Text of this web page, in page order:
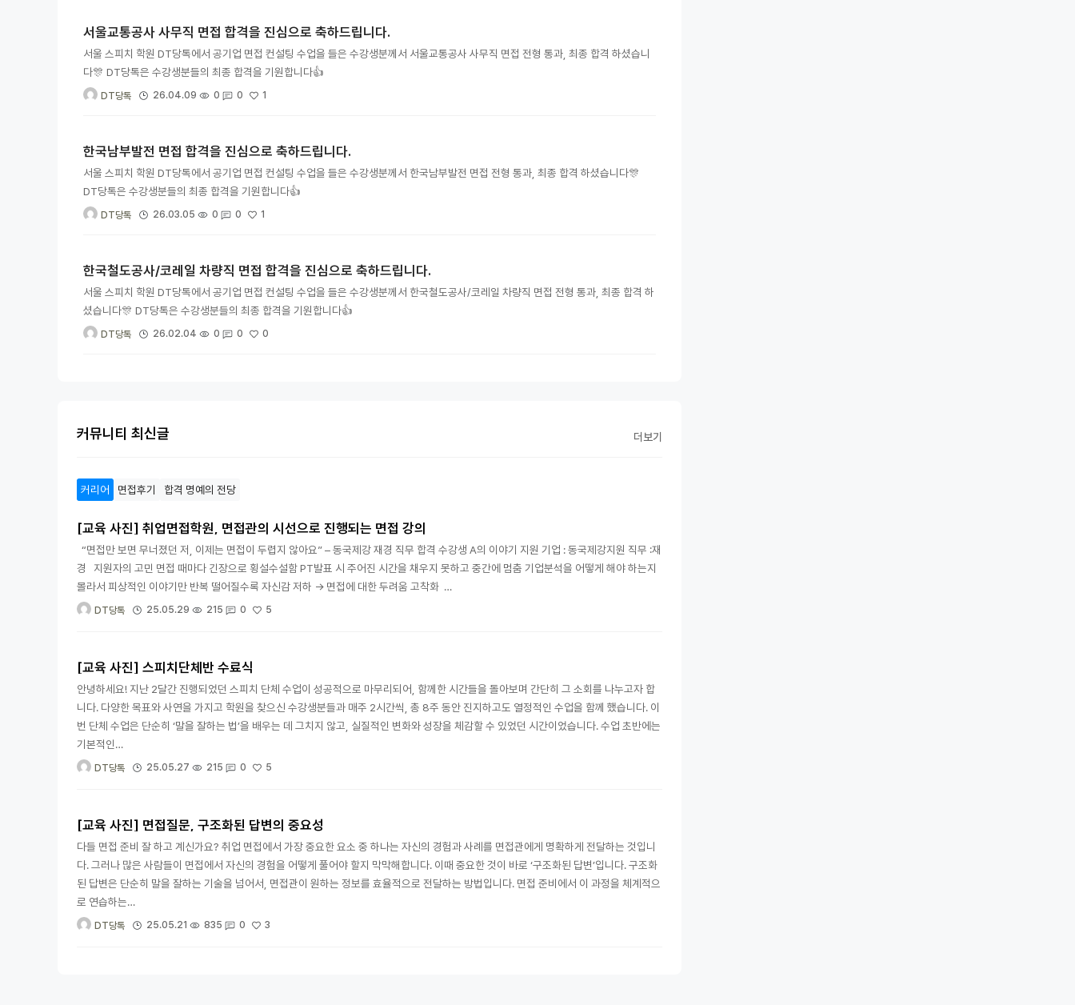
서울교통공사 사무직 면접 합격을 진심으로 축하드립니다.
서울 스피치 학원 DT당톡에서 공기업 면접 컨설팅 수업을 들은 수강생분께서 서울교통공사 사무직 면접 전형 통과, 최종 합격 하셨습니
다🎊 DT당톡은 수강생분들의 최종 합격을 기원합니다👍
DT당톡 26.04.09 0 0 1
한국남부발전 면접 합격을 진심으로 축하드립니다.
서울 스피치 학원 DT당톡에서 공기업 면접 컨설팅 수업을 들은 수강생분께서 한국남부발전 면접 전형 통과, 최종 합격 하셨습니다🎊
DT당톡은 수강생분들의 최종 합격을 기원합니다👍
DT당톡 26.03.05 0 0 1
한국철도공사/코레일 차량직 면접 합격을 진심으로 축하드립니다.
서울 스피치 학원 DT당톡에서 공기업 면접 컨설팅 수업을 들은 수강생분께서 한국철도공사/코레일 차량직 면접 전형 통과, 최종 합격 하
셨습니다🎊 DT당톡은 수강생분들의 최종 합격을 기원합니다👍
DT당톡 26.02.04 0 0 0
커뮤니티 최신글 더보기
커리어 면접후기 합격 명예의 전당
[교육 사진] 취업면접학원, 면접관의 시선으로 진행되는 면접 강의
“면접만 보면 무너졌던 저, 이제는 면접이 두렵지 않아요” – 동국제강 재경 직무 합격 수강생 A의 이야기 지원 기업 : 동국제강지원 직무 :재
경 지원자의 고민 면접 때마다 긴장으로 횡설수설함 PT발표 시 주어진 시간을 채우지 못하고 중간에 멈춤 기업분석을 어떻게 해야 하는지
몰라서 피상적인 이야기만 반복 떨어질수록 자신감 저하 → 면접에 대한 두려움 고착화 …
DT당톡 25.05.29 215 0 5
[교육 사진] 스피치단체반 수료식
안녕하세요! 지난 2달간 진행되었던 스피치 단체 수업이 성공적으로 마무리되어, 함께한 시간들을 돌아보며 간단히 그 소회를 나누고자 합
니다. 다양한 목표와 사연을 가지고 학원을 찾으신 수강생분들과 매주 2시간씩, 총 8주 동안 진지하고도 열정적인 수업을 함께 했습니다. 이
번 단체 수업은 단순히 ‘말을 잘하는 법’을 배우는 데 그치지 않고, 실질적인 변화와 성장을 체감할 수 있었던 시간이었습니다. 수업 초반에는
기본적인…
DT당톡 25.05.27 215 0 5
[교육 사진] 면접질문, 구조화된 답변의 중요성
다들 면접 준비 잘 하고 계신가요? 취업 면접에서 가장 중요한 요소 중 하나는 자신의 경험과 사례를 면접관에게 명확하게 전달하는 것입니
다. 그러나 많은 사람들이 면접에서 자신의 경험을 어떻게 풀어야 할지 막막해합니다. 이때 중요한 것이 바로 ‘구조화된 답변’입니다. 구조화
된 답변은 단순히 말을 잘하는 기술을 넘어서, 면접관이 원하는 정보를 효율적으로 전달하는 방법입니다. 면접 준비에서 이 과정을 체계적으
로 연습하는…
DT당톡 25.05.21 835 0 3